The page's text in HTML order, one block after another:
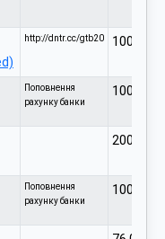
http://dntr.cc/gtb20 100.00
Поповнення
рахунку банки
1000.00
200.00
Поповнення
рахунку банки
100.00